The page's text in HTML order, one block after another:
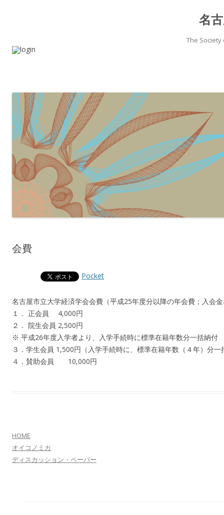
名
The Society
会費
Pocket
名古屋市立大学経済学会会費（平成25年度分以降の年会費；入会
１． 正会員 4,000円
２． 院生会員 2,500円
※ 平成26年度入学者より、入学手続時に標準在籍年数分一括納付
３．学生会員 1,500円（入学手続時に、標準在籍年数（４年）分一
４．賛助会員 10,000円
HOME
オイコノミカ
ディスカッション・ペーパー